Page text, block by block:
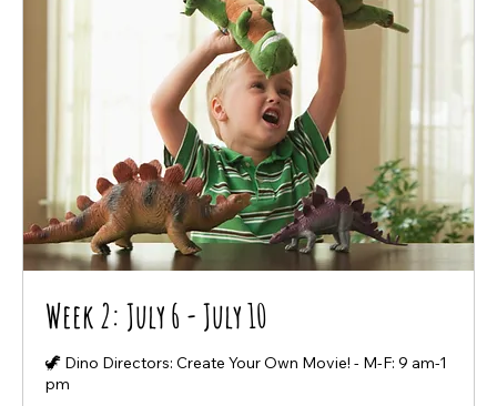
Week 2: July 6 - July 10
🦖 Dino Directors: Create Your Own Movie! - M-F: 9 am-1
pm